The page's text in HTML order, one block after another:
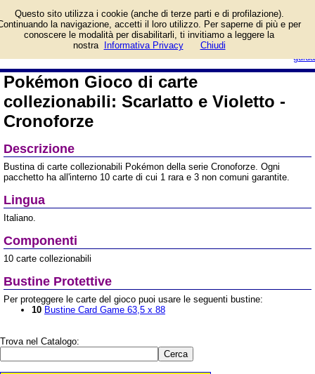
guida
Gioco di carte
collezionabili: Scarlatto e
Violetto - Cronoforze e prezzo di
vendita. Prodotto da Pokémon
Pokémon Gioco di carte
collezionabili: Scarlatto e Violetto -
Cronoforze
Descrizione
Bustina di carte collezionabili Pokémon della serie Cronoforze. Ogni
pacchetto ha all'interno 10 carte di cui 1 rara e 3 non comuni garantite.
Lingua
Italiano.
Componenti
10 carte collezionabili
Bustine Protettive
Per proteggere le carte del gioco puoi usare le seguenti bustine:
10 Bustine Card Game 63,5 x 88
Trova nel Catalogo:
Questo sito utilizza i cookie (anche di terze parti e di profilazione).
la navigazione, accetti il loro utilizzo. Per saperne di più e per
conoscere le modalità per disabilitarli, ti invitiamo a leggere la
nostra
Informativa Privacy Chiudi